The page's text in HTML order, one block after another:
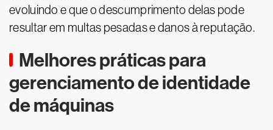
evoluindo e que o descumprimento delas pode
resultar em multas pesadas e danos à reputação.
Melhores práticas para
gerenciamento de identidade
de máquinas